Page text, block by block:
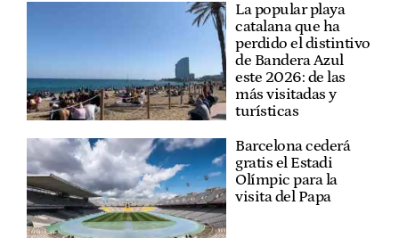
La popular playa
catalana que ha
perdido el distintivo
de Bandera Azul
este 2026: de las
más visitadas y
turísticas
Barcelona cederá
gratis el Estadi
Olímpic para la
visita del Papa